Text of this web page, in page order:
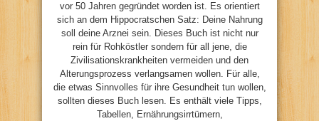
vor 50 Jahren gegründet worden ist. Es orientiert
sich an dem Hippocratschen Satz: Deine Nahrung
soll deine Arznei sein. Dieses Buch ist nicht nur
rein für Rohköstler sondern für all jene, die
Zivilisationskrankheiten vermeiden und den
Alterungsprozess verlangsamen wollen. Für alle,
die etwas Sinnvolles für ihre Gesundheit tun wollen,
sollten dieses Buch lesen. Es enthält viele Tipps,
Tabellen, Ernährungsirrtümern,